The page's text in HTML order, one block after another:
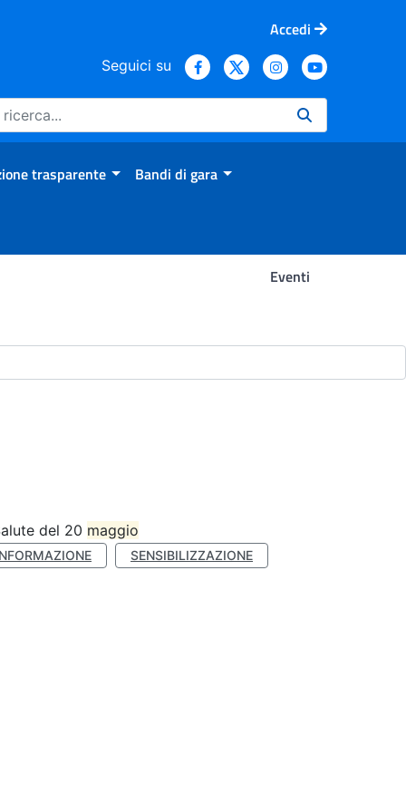
Accedi
Seguici su
trasparente Bandi di gara
Eventi
del 20 maggio
SENSIBILIZZAZIONE